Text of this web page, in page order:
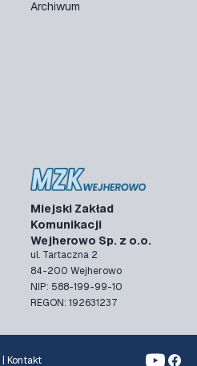
Miejski Zakład
Komunikacji
Wejherowo Sp. z o.o.
ul. Tartaczna 2
84-200 Wejherowo
NIP: 588-199-99-10
REGON: 192631237
Archiwum
Kontakt